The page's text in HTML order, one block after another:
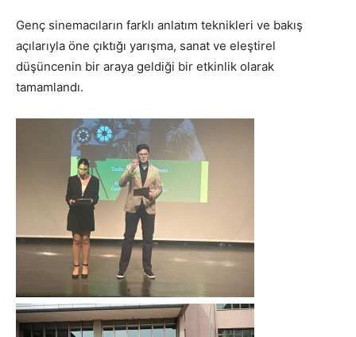
Genç sinemacıların farklı anlatım teknikleri ve bakış
açılarıyla öne çıktığı yarışma, sanat ve eleştirel
düşüncenin bir araya geldiği bir etkinlik olarak
tamamlandı.